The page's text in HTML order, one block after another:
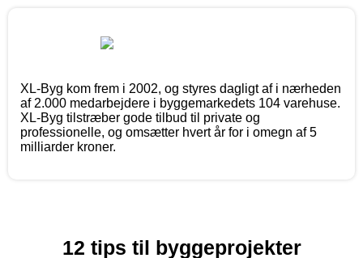
XL-Byg kom frem i 2002, og styres dagligt af i nærheden
af 2.000 medarbejdere i byggemarkedets 104 varehuse.
XL-Byg tilstræber gode tilbud til private og
professionelle, og omsætter hvert år for i omegn af 5
milliarder kroner.
12 tips til byggeprojekter